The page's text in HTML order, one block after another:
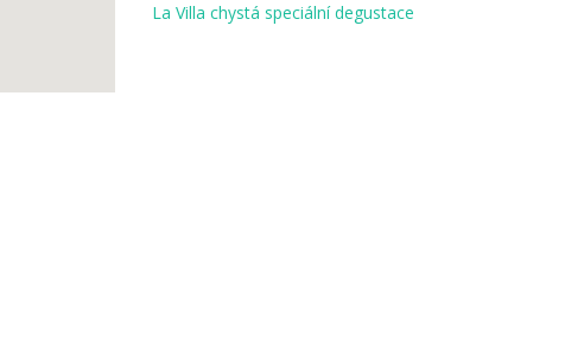
La Villa chystá speciální degustace